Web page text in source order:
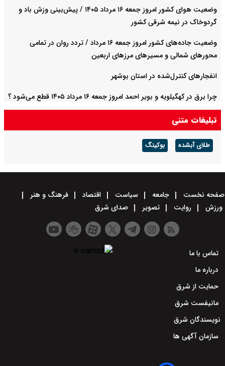
وضعیت هوای کشور امروز جمعه ۱۶ مرداد ۱۴۰۵ / پیش‌بینی وزش باد و
گردوخاک در نیمه شرقی کشور
وضعیت جاده‌های کشور امروز جمعه ۱۶ مرداد / تردد روان در تمامی
محورهای شمالی و مسیرهای مرزهای اربعین
انفجارهای کنترل‌شده در استان بوشهر
چرا برق در کهگیلویه و بویر احمد امروز جمعه ۱۶ مرداد ۱۴۰۵ قطع می‌شود ؟
+ جدول خاموشی
تبلیغات متنی
طلای آبشده بوکینگ
صفحه نخست جامعه سیاست اقتصاد
فرهنگ و هنر
ورزش
روایت تصویر صدای شرق
تماس با ما
درباره ما
حمایت از شرق
مانیفست شرق
نویسندگان شرق
سازمان آگهی ها